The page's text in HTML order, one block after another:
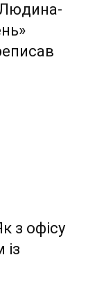
з офісу